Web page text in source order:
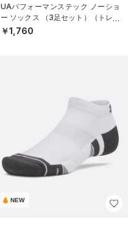
UAパフォーマンステック ノーショ
ー ソックス （3足セット）（トレー
ニング/UNISEX）
￥1,760
NEW